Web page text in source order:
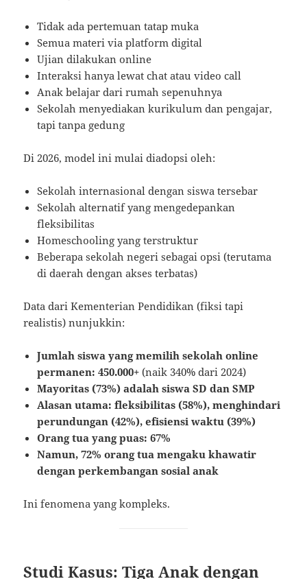
Tidak ada pertemuan tatap muka
Semua materi via platform digital
Ujian dilakukan online
Interaksi hanya lewat chat atau video call
Anak belajar dari rumah sepenuhnya
Sekolah menyediakan kurikulum dan pengajar,
tapi tanpa gedung
Di 2026, model ini mulai diadopsi oleh:
Sekolah internasional dengan siswa tersebar
Sekolah alternatif yang mengedepankan
fleksibilitas
Homeschooling yang terstruktur
Beberapa sekolah negeri sebagai opsi (terutama
di daerah dengan akses terbatas)
Data dari Kementerian Pendidikan (fiksi tapi
realistis) nunjukkin:
Jumlah siswa yang memilih sekolah online
permanen: 450.000+ (naik 340% dari 2024)
Mayoritas (73%) adalah siswa SD dan SMP
Alasan utama: fleksibilitas (58%), menghindari
perundungan (42%), efisiensi waktu (39%)
Orang tua yang puas: 67%
Namun, 72% orang tua mengaku khawatir
dengan perkembangan sosial anak
Ini fenomena yang kompleks.
Studi Kasus: Tiga Anak dengan